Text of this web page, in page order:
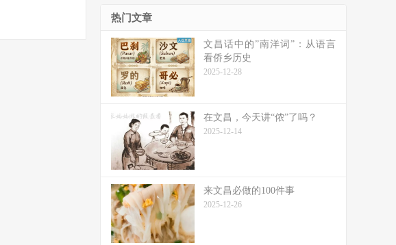
热门文章
文昌话中的”南洋词”：从语言
看侨乡历史
2025-12-28
在文昌，今天讲“侬”了吗？
2025-12-14
来文昌必做的100件事
2025-12-26